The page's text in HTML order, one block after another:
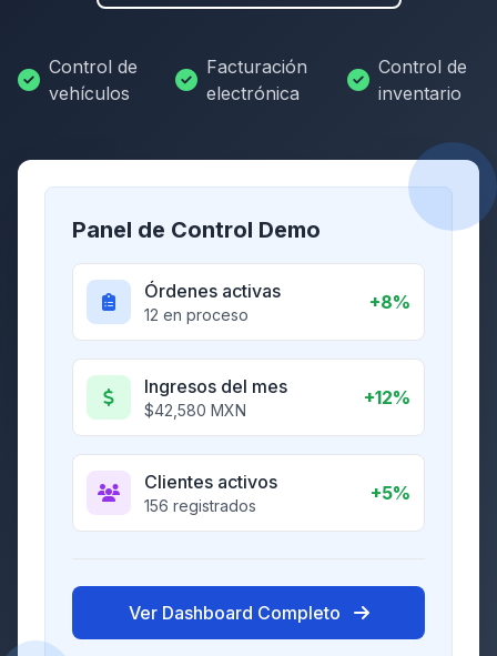
Control de
vehículos
Facturación
electrónica
Control de
inventario
Panel de Control Demo
Órdenes activas
12 en proceso
+8%
Ingresos del mes
$42,580 MXN
+12%
Clientes activos
156 registrados
+5%
Ver Dashboard Completo